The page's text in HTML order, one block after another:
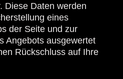
Diese Daten werden
eines
der Seite und zur
Angebots ausgewertet
Rückschluss auf Ihre